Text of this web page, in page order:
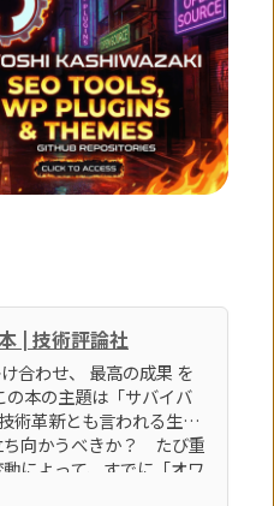
| 技術評論社
合わせ、 最高の成果 を
術革新とも言われる生成
ち向かうべきか？ たび重
によって、すでに「オワ
ログやアフィリエイトサ